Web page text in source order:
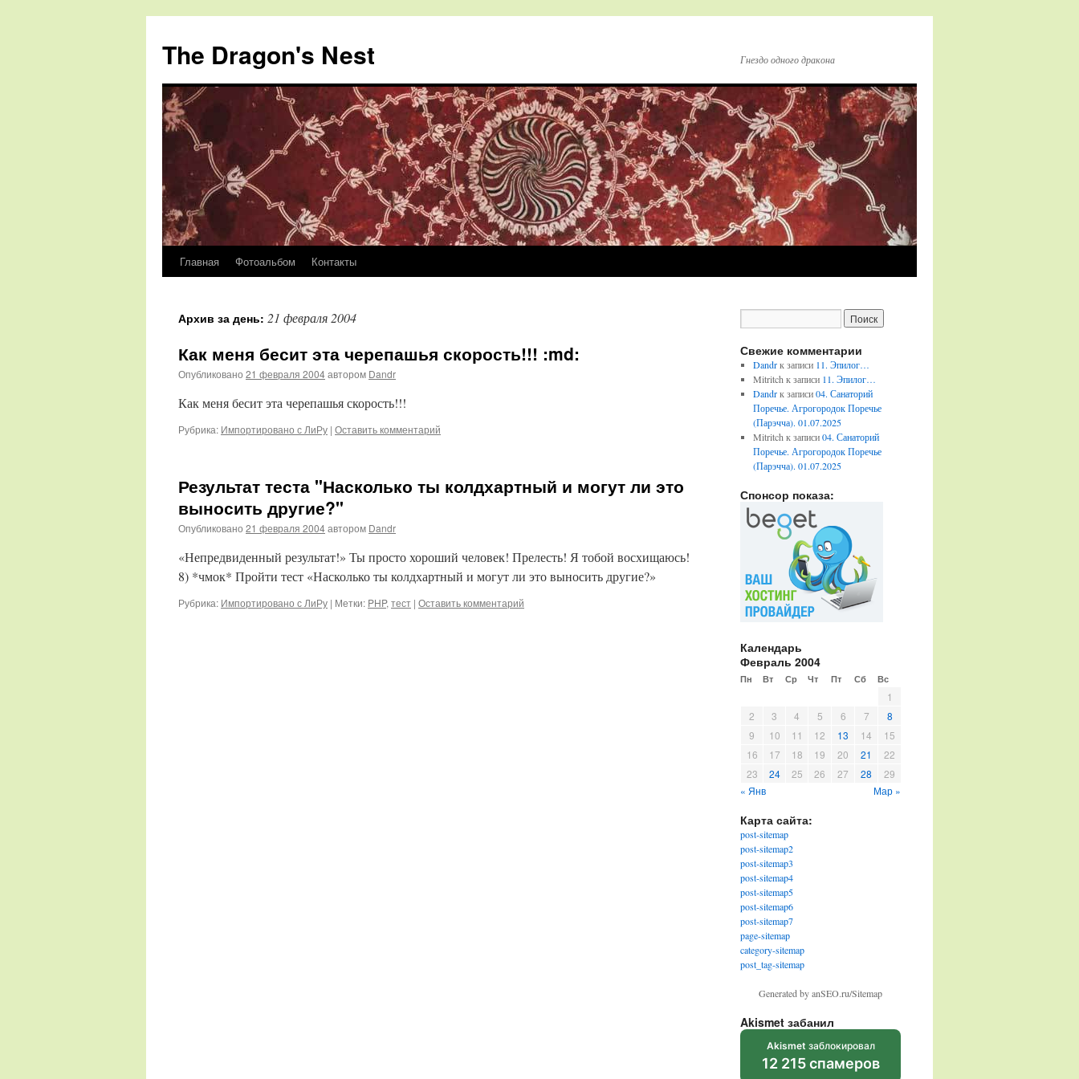
The Dragon's Nest Гнездо одного дракона
Перейти
содержимому
Главная Фотоальбом Контакты
Архив за день: 21 февраля 2004
Как меня бесит эта черепашья скорость!!! :md:
Опубликовано 21 февраля 2004автором Dandr
Как меня бесит эта черепашья скорость!!!
Рубрика: Импортировано с ЛиРу | Оставить комментарий
Результат теста "Насколько ты колдхартный и могут ли это
выносить другие?"
Опубликовано 21 февраля 2004автором Dandr
«Непредвиденный результат!» Ты просто хороший человек! Прелесть! Я тобой восхищаюсь!
8) *чмок* Пройти тест «Насколько ты колдхартный и могут ли это выносить другие?»
Рубрика: Импортировано с ЛиРу | Метки: PHP, тест | Оставить комментарий
Свежие комментарии
Dandrк записи 11. Эпилог…
Mitritch к записи 11. Эпилог…
Dandrк записи04. Санаторий
Поречье. Агрогородок Поречье
(Парэчча). 01.07.2025
Mitritch к записи04. Санаторий
Поречье. Агрогородок Поречье
(Парэчча). 01.07.2025
Спонсор показа:
Календарь
Февраль 2004
Пн Вт Ср Чт Пт Сб Вс
1
2
3 4 5 6 7
8
9
10 11 12 13 14
15
16
17 18 19 20 21
22
23
24 25 26 27 28
29
« Янв
Мар »
Карта сайта:
post-sitemap
post-sitemap2
post-sitemap3
post-sitemap4
post-sitemap5
post-sitemap6
post-sitemap7
page-sitemap
category-sitemap
post_tag-sitemap
Generated by anSEO.ru/Sitemap
Akismet забанил
Akismet заблокировал
12 215 спамеров